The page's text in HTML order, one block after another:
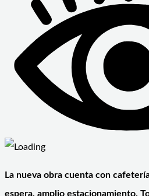
La nueva obra cuenta con
espera, amplio estacionamiento.